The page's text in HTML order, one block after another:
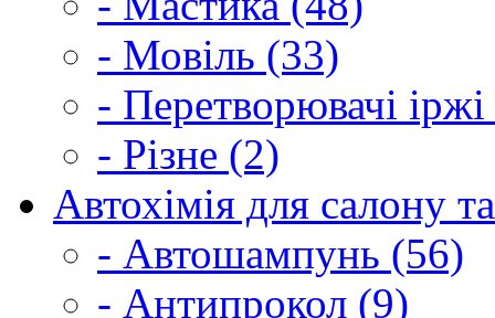
- Мовіль (33)
- Перетворювачі
- Різне (2)
Автохімія для салону
- Автошампунь (56)
- Антипрокол (9)